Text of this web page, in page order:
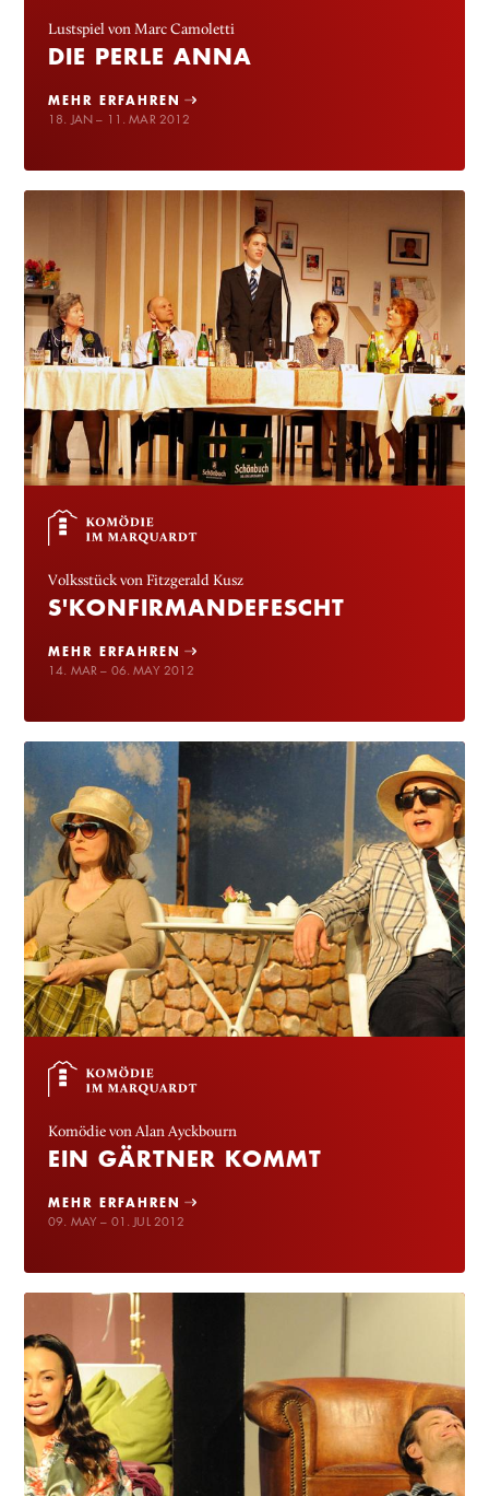
Lustspiel von Marc Camoletti
DIE PERLE ANNA
MEHR ERFAHREN
18. JAN – 11. MAR 2012
Volksstück von Fitzgerald Kusz
S'KONFIRMANDEFESCHT
MEHR ERFAHREN
14. MAR – 06. MAY 2012
Komödie von Alan Ayckbourn
EIN GÄRTNER KOMMT
MEHR ERFAHREN
09. MAY – 01. JUL 2012